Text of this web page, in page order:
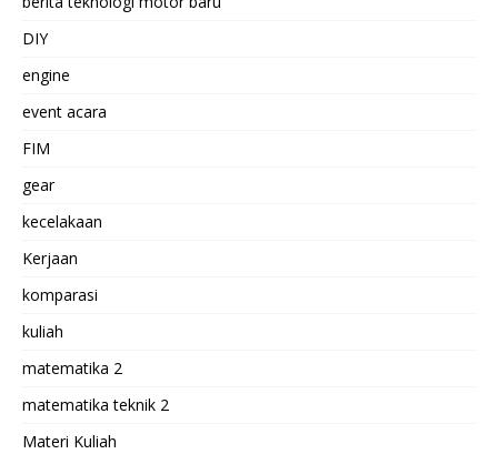
DIY
engine
event acara
FIM
gear
kecelakaan
Kerjaan
komparasi
kuliah
matematika 2
matematika teknik 2
Materi Kuliah